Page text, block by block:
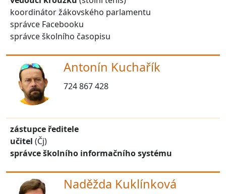
koordinátor žákovského parlamentu
správce Facebooku
správce školního časopisu
Antonín Kuchařík
724 867 428
zástupce ředitele
učitel (Čj)
správce školního informačního systému
Naděžda Kuklínková